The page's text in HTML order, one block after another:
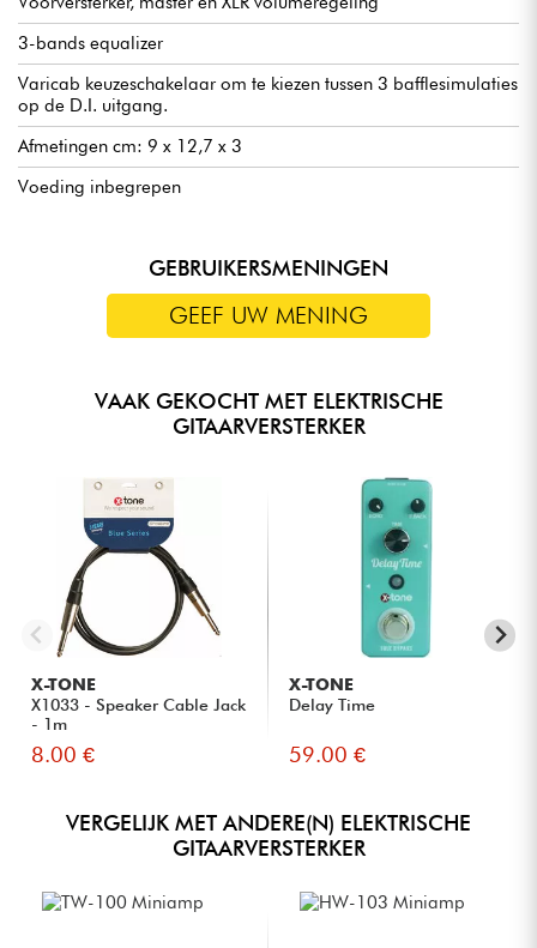
3-bands equalizer
Varicab keuzeschakelaar om te kiezen tussen 3 bafflesimulaties
op de D.I. uitgang.
Afmetingen cm: 9 x 12,7 x 3
Voeding inbegrepen
GEBRUIKERSMENINGEN
GEEF UW MENING
VAAK GEKOCHT MET ELEKTRISCHE
GITAARVERSTERKER
X-TONE
X1033 - Speaker Cable Jack
- 1m
8.00 €
X-TONE
Delay Time
59.00 €
VERGELIJK MET ANDERE(N) ELEKTRISCHE
GITAARVERSTERKER